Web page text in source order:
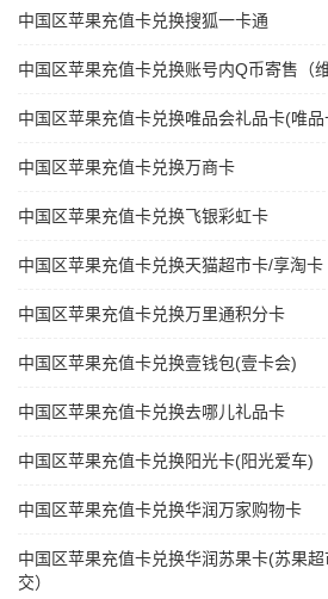
中国区苹果充值卡兑换搜狐一卡通
中国区苹果充值卡兑换账号内Q币寄售（维
中国区苹果充值卡兑换唯品会礼品卡(唯品
中国区苹果充值卡兑换万商卡
中国区苹果充值卡兑换飞银彩虹卡
中国区苹果充值卡兑换天猫超市卡/享淘卡
中国区苹果充值卡兑换万里通积分卡
中国区苹果充值卡兑换壹钱包(壹卡会)
中国区苹果充值卡兑换去哪儿礼品卡
中国区苹果充值卡兑换阳光卡(阳光爱车)
中国区苹果充值卡兑换华润万家购物卡
中国区苹果充值卡兑换华润苏果卡(苏果
交）